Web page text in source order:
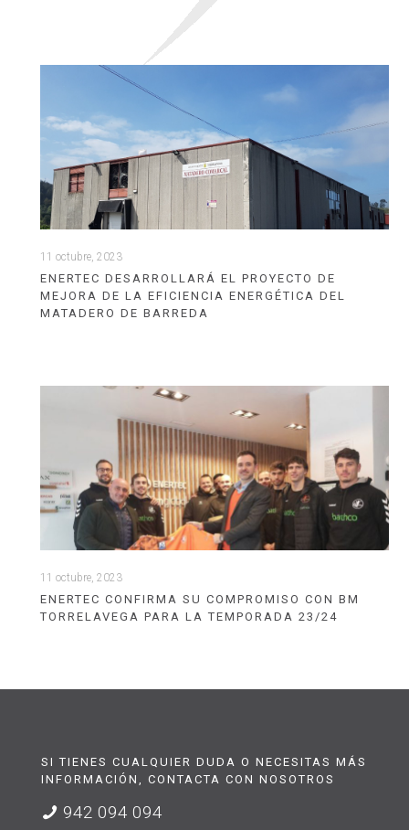
11 octubre, 2023
ENERTEC DESARROLLARÁ EL PROYECTO DE
MEJORA DE LA EFICIENCIA ENERGÉTICA DEL
MATADERO DE BARREDA
11 octubre, 2023
ENERTEC CONFIRMA SU COMPROMISO CON BM
TORRELAVEGA PARA LA TEMPORADA 23/24
SI TIENES CUALQUIER DUDA O NECESITAS MÁS
INFORMACIÓN, CONTACTA CON NOSOTROS
942 094 094